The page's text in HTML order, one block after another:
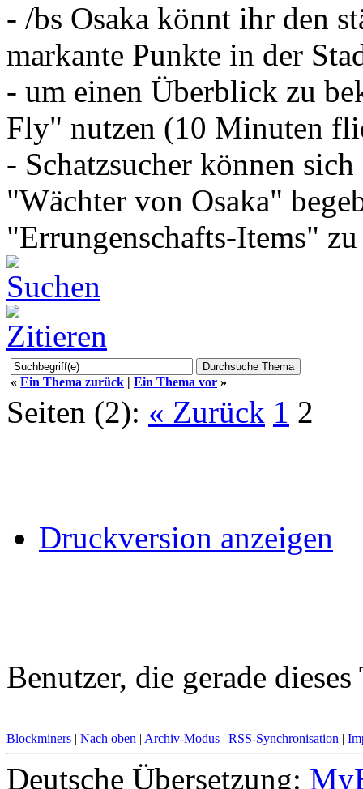
- /bs Osaka könnt ihr den
markante Punkte in der
- um einen Überblick zu
Fly" nutzen (10 Minuten
- Schatzsucher können
"Wächter von Osaka"
"Errungenschafts-Items"
« Ein Thema zurück | Ein Thema vor »
Seiten (2): « Zurück 1 2
Druckversion anzeigen
Benutzer, die gerade
Blockminers | Nach oben | Archiv-Modus | RSS-Synchronisation |
Deutsche Übersetzung: